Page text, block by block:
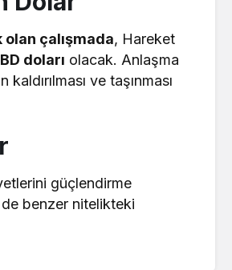
çalışmada, Hareket
doları olacak. Anlaşma
ve taşınması
güçlendirme
benzer nitelikteki